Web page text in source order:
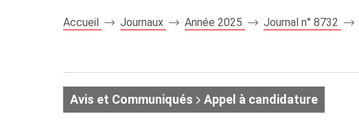
Accueil Journaux Année 2025 Journal n° 8732
Avis et Communiqués Appel à candidature